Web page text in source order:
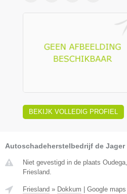
BEKIJK VOLLEDIG PROFIEL
Autoschadeherstelbedrijf de Jager
Niet gevestigd in de plaats
Friesland.
Friesland » Dokkum Google maps